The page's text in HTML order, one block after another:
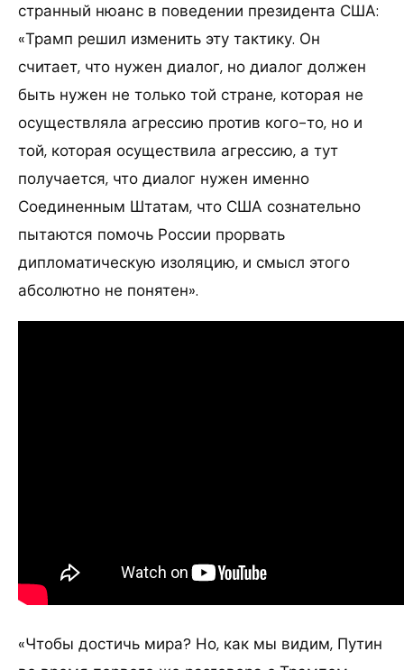
странный нюанс в поведении президента США:
«Трамп решил изменить эту тактику. Он
считает, что нужен диалог, но диалог должен
быть нужен не только той стране, которая не
осуществляла агрессию против кого-то, но и
той, которая осуществила агрессию, а тут
получается, что диалог нужен именно
Соединенным Штатам, что США сознательно
пытаются помочь России прорвать
дипломатическую изоляцию, и смысл этого
абсолютно не понятен».
«Чтобы достичь мира? Но, как мы видим, Путин